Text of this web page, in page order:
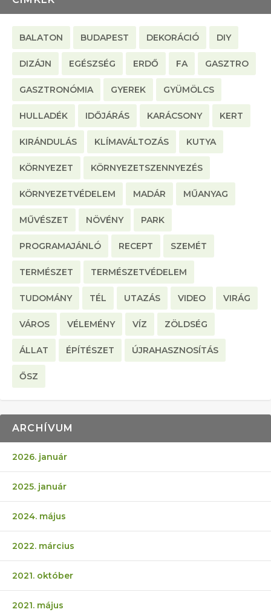
BALATON BUDAPEST DEKORÁCIÓ DIY
DIZÁJN EGÉSZSÉG ERDŐ FA GASZTRO
GASZTRONÓMIA GYEREK GYÜMÖLCS
HULLADÉK IDŐJÁRÁS KARÁCSONY KERT
KIRÁNDULÁS KLÍMAVÁLTOZÁS KUTYA
KÖRNYEZET KÖRNYEZETSZENNYEZÉS
KÖRNYEZETVÉDELEM MADÁR MŰANYAG
MŰVÉSZET NÖVÉNY PARK
PROGRAMAJÁNLÓ RECEPT SZEMÉT
TERMÉSZET TERMÉSZETVÉDELEM
TUDOMÁNY TÉL UTAZÁS VIDEO VIRÁG
VÁROS VÉLEMÉNY VÍZ ZÖLDSÉG
ÁLLAT ÉPÍTÉSZET ÚJRAHASZNOSÍTÁS
ŐSZ
ARCHÍVUM
2026. január
2025. január
2024. május
2022. március
2021. október
2021. május